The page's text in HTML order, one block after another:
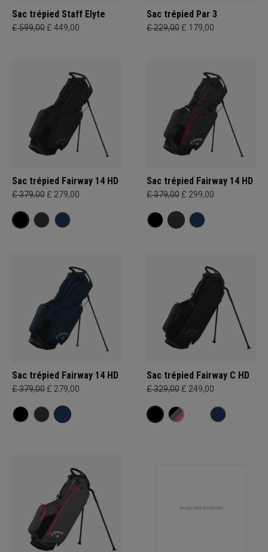
Sac trépied Staff Elyte
£ 599,00 £ 449,00
Sac trépied Par 3
£ 229,00 £ 179,00
Sac trépied Fairway 14 HD
£ 379,00 £ 279,00
Sac trépied Fairway 14 HD
£ 379,00 £ 299,00
Sac trépied Fairway 14 HD
£ 379,00 £ 279,00
Sac trépied Fairway C HD
£ 329,00 £ 249,00